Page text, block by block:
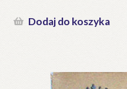
Dodaj do koszyka